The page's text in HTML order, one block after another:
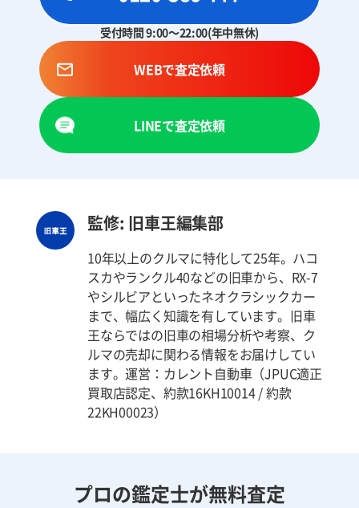
受付時間 9:00～22:00(年中無休)
WEBで査定依頼
LINEで査定依頼
監修: 旧車王編集部
10年以上のクルマに特化して25年。ハコ
スカやランクル40などの旧車から、RX-7
やシルビアといったネオクラシックカー
まで、幅広く知識を有しています。旧車
王ならではの旧車の相場分析や考察、ク
ルマの売却に関わる情報をお届けしてい
ます。運営：カレント自動車（JPUC適正
買取店認定、約款16KH10014 / 約款
22KH00023）
プロの鑑定士が無料査定